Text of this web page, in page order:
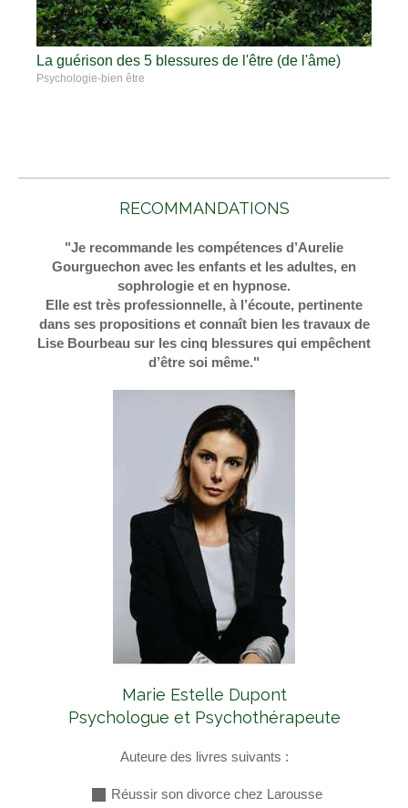
La guérison des 5 blessures de l'être (de l'âme)
Psychologie-bien être
RECOMMANDATIONS
"Je recommande les compétences d’Aurelie
Gourguechon avec les enfants et les adultes, en
sophrologie et en hypnose.
Elle est très professionnelle, à l’écoute, pertinente
dans ses propositions et connaît bien les travaux de
Lise Bourbeau sur les cinq blessures qui empêchent
d’être soi même."
Marie Estelle Dupont
Psychologue et Psychothérapeute
Auteure des livres suivants :
Réussir son divorce chez Larousse